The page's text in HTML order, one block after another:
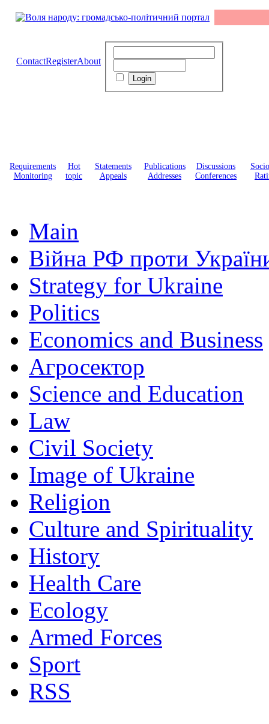
ContactRegisterAbout
Requirements
Monitoring
Hot
topic
Statements
Appeals
Publications
Addresses
Discussions
Conferences
Main
Війна РФ проти
Strategy for Ukraine
Politics
Economics and Business
Агросектор
Science and Education
Law
Civil Society
Image of Ukraine
Religion
Culture and Spirituality
History
Health Care
Ecology
Armed Forces
Sport
RSS